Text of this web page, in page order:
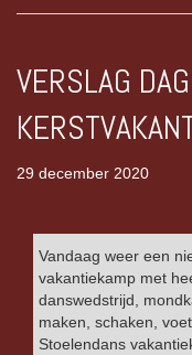
VERSLAG
29 december 2020
Vandaag weer een
vakantiekamp met
danswedstrijd,
maken, schaken,
Stoelendans